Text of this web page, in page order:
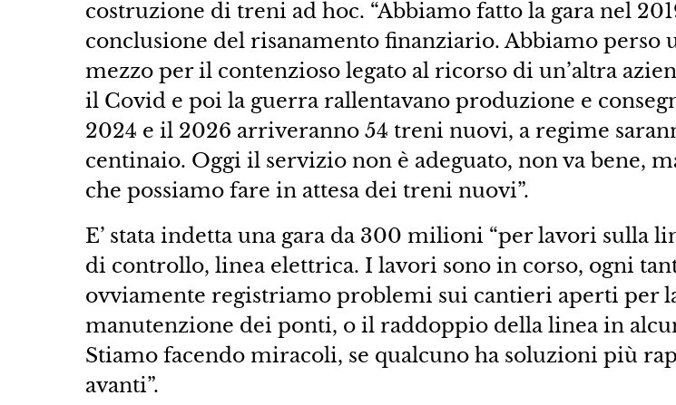
costruzione di treni ad hoc. “Abbiamo fatto la gara nel
conclusione del risanamento finanziario. Abbiamo perso
mezzo per il contenzioso legato al ricorso di un’altra
il Covid e poi la guerra rallentavano produzione e
2024 e il 2026 arriveranno 54 treni nuovi, a regime
centinaio. Oggi il servizio non è adeguato, non va bene,
che possiamo fare in attesa dei treni nuovi”.
E’ stata indetta una gara da 300 milioni “per lavori sulla
di controllo, linea elettrica. I lavori sono in corso, ogni
ovviamente registriamo problemi sui cantieri aperti per
manutenzione dei ponti, o il raddoppio della linea in
Stiamo facendo miracoli, se qualcuno ha soluzioni più
avanti”.